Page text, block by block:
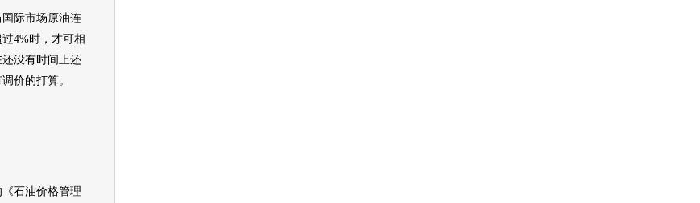
际市场原油连
4%时，才可相
没有时间上还
价的打算。
石油价格管理